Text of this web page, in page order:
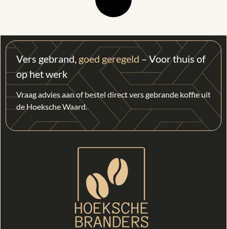
Vers gebrand, goed geregeld – Voor thuis of
op het werk
Vraag advies aan of bestel direct vers gebrande koffie uit
de Hoeksche Waard.